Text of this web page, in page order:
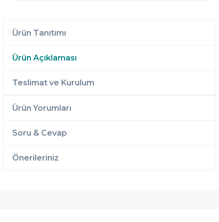
Ürün Tanıtımı
Ürün Açıklaması
Teslimat ve Kurulum
Ürün Yorumları
Soru & Cevap
Önerileriniz